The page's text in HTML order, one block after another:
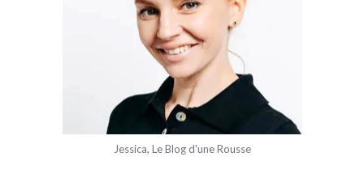
Jessica, Le Blog d'une Rousse